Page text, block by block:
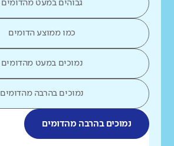
גבוהים במעט מהדומים
כמו ממוצע הדומים
נמוכים במעט מהדומים
נמוכים בהרבה מהדומים
נמוכים בהרבה מהדומים
מה בדקנו?